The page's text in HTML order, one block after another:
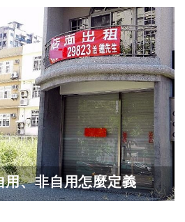
、非自用怎麼定義